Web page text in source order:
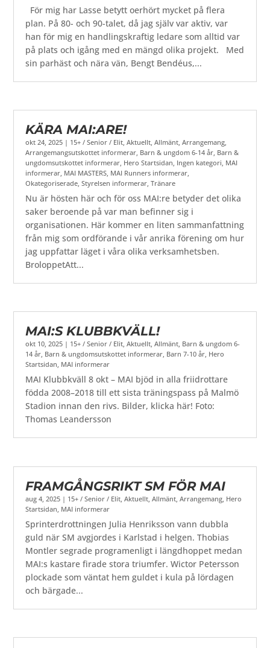
För mig har Lasse betytt oerhört mycket på flera
plan. På 80- och 90-talet, då jag själv var aktiv, var
han för mig en handlingskraftig ledare som alltid var
på plats och igång med en mängd olika projekt. Med
sin parhäst och nära vän, Bengt Bendéus,...
KÄRA MAI:ARE!
okt 24, 2025 | 15+ / Senior / Elit ,Aktuellt ,Allmänt ,Arrangemang
Arrangemangsutskottet informerar Barn & ungdom 6-14 år Barn &
ungdomsutskottet informerar Hero Startsidan Ingen kategori MAI
informerar MAI MASTERS MAI Runners informerar
Okategoriserade ,Styrelsen informerar ,Tränare
Nu är hösten här och för oss MAI:re betyder det olika
saker beroende på var man befinner sig i
organisationen. Här kommer en liten sammanfattning
från mig som ordförande i vår anrika förening om hur
jag uppfattar läget i våra olika verksamhetsben.
BroloppetAtt...
MAI:S KLUBBKVÄLL!
okt 10, 2025 | 15+ / Senior / Elit,Aktuellt,Allmänt, Barn & ungdom 6-
14 år, Barn & ungdomsutskottet informerar, Barn 7-10 år, Hero
Startsidan, MAI informerar
MAI Klubbkväll 8 okt – MAI bjöd in alla friidrottare
födda 2008–2018 till ett sista träningspass på Malmö
Stadion innan den rivs. Bilder, klicka här! Foto:
Thomas Leandersson
FRAMGÅNGSRIKT SM FÖR MAI
aug 4, 2025 | 15+ / Senior / Elit ,Aktuellt ,Allmänt ,Arrangemang Hero
Startsidan MAI informerar
Sprinterdrottningen Julia Henriksson vann dubbla
guld när SM avgjordes i Karlstad i helgen. Thobias
Montler segrade programenligt i längdhoppet medan
MAI:s kastare firade stora triumfer. Wictor Petersson
plockade som väntat hem guldet i kula på lördagen
och bärgade...